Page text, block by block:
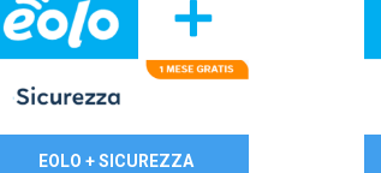
29,90€/mese
EOLO + SICUREZZA